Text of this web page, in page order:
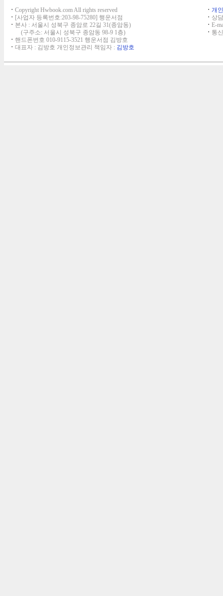
ㆍ Copyright Hwbook.com All rights reserved
ㆍ [사업자 등록번호:203-98-75280] 행운서점
ㆍ 본사 : 서울시 성북구 종암로 22길 31(종암동)
(구주소: 서울시 성북구 종암동 98-9 1층)
ㆍ 핸드폰번호 010-9115-3521 행운서점 김방호
ㆍ 대표자 : 김방호 개인정보관리 책임자 : 김방호
ㆍ 개
ㆍ 상
ㆍ E-
ㆍ 통